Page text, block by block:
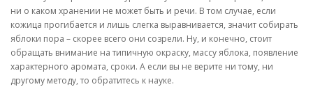
ни о каком хранении не может быть и речи. В том случае, если
кожица прогибается и лишь слегка выравнивается, значит собирать
яблоки пора – скорее всего они созрели. Ну, и конечно, стоит
обращать внимание на типичную окраску, массу яблока, появление
характерного аромата, сроки. А если вы не верите ни тому, ни
другому методу, то обратитесь к науке.